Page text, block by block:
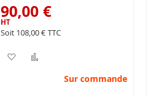
90,00 €
108,00 €
Ajouter à ma liste d’envie
Sur commande